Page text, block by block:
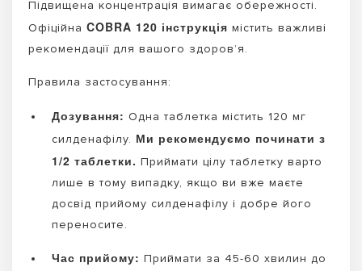
Підвищена концентрація вимагає обережності.
Офіційна COBRA 120 інструкція містить важливі
рекомендації для вашого здоров’я.
Правила застосування:
Дозування: Одна таблетка містить 120 мг
силденафілу. Ми рекомендуємо починати з
1/2 таблетки. Приймати цілу таблетку варто
лише в тому випадку, якщо ви вже маєте
досвід прийому силденафілу і добре його
переносите.
Час прийому: Приймати за 45-60 хвилин до